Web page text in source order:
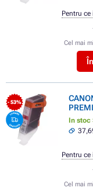
Cel mai
Pentru
- 53%
In stoc
Cel mai
Pentru